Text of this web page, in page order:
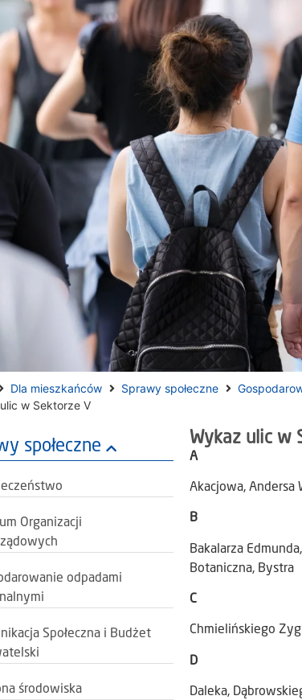
Dla mieszkańców Sprawy społeczne
w Sektorze V
społeczne
Organizacji
odpadami
Społeczna i Budżet
środowiska
Wykaz ulic w
A
Akacjowa, Andersa
B
Bakalarza
Botaniczna, Bystra
C
Chmielińskiego
D
Daleka,